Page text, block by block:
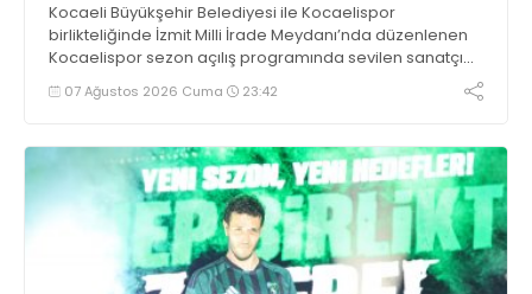
Kocaeli Büyükşehir Belediyesi ile Kocaelispor
birlikteliğinde İzmit Milli İrade Meydanı’nda düzenlenen
Kocaelispor sezon açılış programında sevilen sanatçı
Buray, verdiği konserle meydanı inletti.
07 Ağustos 2026 Cuma 23:42